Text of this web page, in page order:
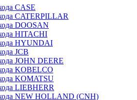
CASE
CATERPILLAR
DOOSAN
HITACHI
HYUNDAI
JCB
JOHN DEERE
KOBELCO
KOMATSU
LIEBHERR
NEW HOLLAND (CNH)